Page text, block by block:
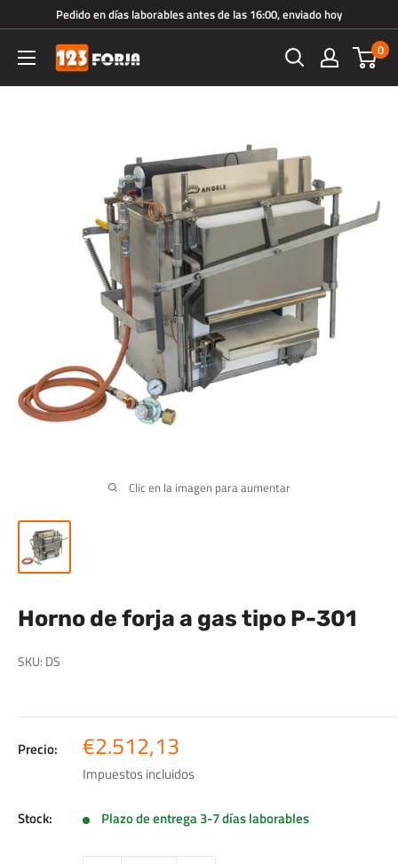
directamente
contenido
Pedido en días laborables antes de las 16:00, enviado hoy
123forja.es 0
Clic en la imagen para aumentar
Horno de forja a gas tipo P-301
SKU: DS
Precio: Precio
de
venta
€2.512,13
Impuestos incluidos
Stock: Plazo de entrega 3-7 días laborables